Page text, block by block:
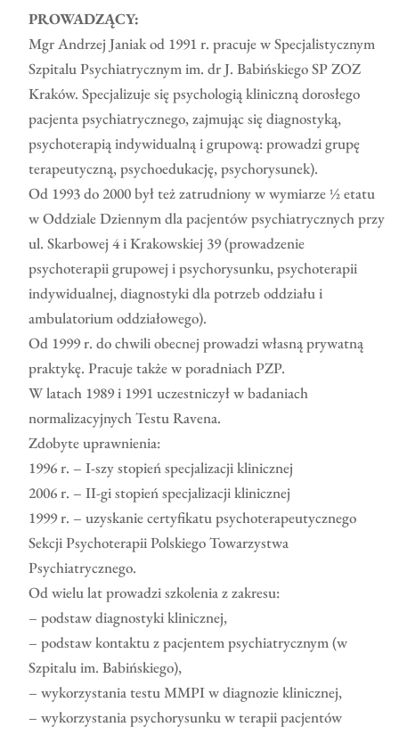
PROWADZĄCY:
Mgr Andrzej Janiak od 1991 r. pracuje w Specjalistycznym
Szpitalu Psychiatrycznym im. dr J. Babińskiego SP ZOZ
Kraków. Specjalizuje się psychologią kliniczną dorosłego
pacjenta psychiatrycznego, zajmując się diagnostyką,
psychoterapią indywidualną i grupową: prowadzi grupę
terapeutyczną, psychoedukację, psychorysunek).
Od 1993 do 2000 był też zatrudniony w wymiarze ½ etatu
w Oddziale Dziennym dla pacjentów psychiatrycznych przy
ul. Skarbowej 4 i Krakowskiej 39 (prowadzenie
psychoterapii grupowej i psychorysunku, psychoterapii
indywidualnej, diagnostyki dla potrzeb oddziału i
ambulatorium oddziałowego).
Od 1999 r. do chwili obecnej prowadzi własną prywatną
praktykę. Pracuje także w poradniach PZP.
W latach 1989 i 1991 uczestniczył w badaniach
normalizacyjnych Testu Ravena.
Zdobyte uprawnienia:
1996 r. – I-szy stopień specjalizacji klinicznej
2006 r. – II-gi stopień specjalizacji klinicznej
1999 r. – uzyskanie certyfikatu psychoterapeutycznego
Sekcji Psychoterapii Polskiego Towarzystwa
Psychiatrycznego.
Od wielu lat prowadzi szkolenia z zakresu:
– podstaw diagnostyki klinicznej,
– podstaw kontaktu z pacjentem psychiatrycznym (w
Szpitalu im. Babińskiego),
– wykorzystania testu MMPI w diagnozie klinicznej,
– wykorzystania psychorysunku w terapii pacjentów